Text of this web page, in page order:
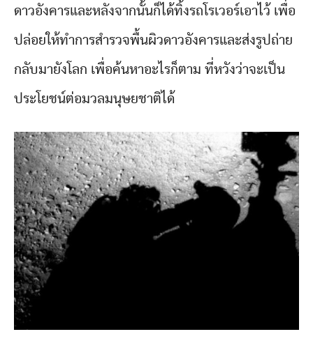
ดาวอังคารและหลังจากนั้นก็ได้ทิ้งรถโรเวอร์เอาไว้ เพื่อ
ปล่อยให้ทำการสำรวจพื้นผิวดาวอังคารและส่งรูปถ่าย
กลับมายังโลก เพื่อค้นหาอะไรก็ตาม ที่หวังว่าจะเป็น
ประโยชน์ต่อมวลมนุษยชาติได้